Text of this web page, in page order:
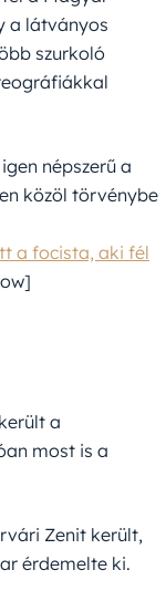
a látványos
szurkoló
népszerű a
közöl törvénybe
a focista, aki fél
a
most is a
Zenit került,
érdemelte ki.